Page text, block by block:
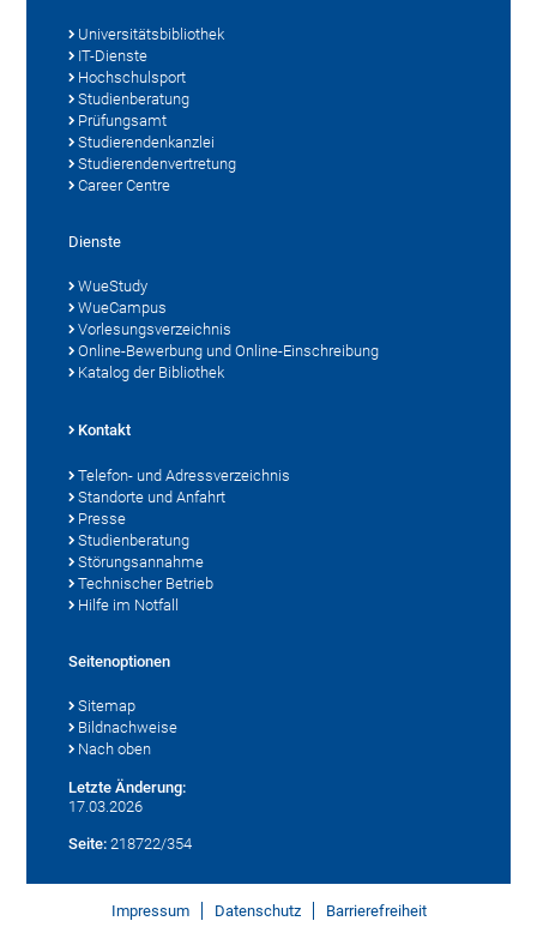
Universitätsbibliothek
IT-Dienste
Hochschulsport
Studienberatung
Prüfungsamt
Studierendenkanzlei
Studierendenvertretung
Career Centre
Dienste
WueStudy
WueCampus
Vorlesungsverzeichnis
Online-Bewerbung und Online-Einschreibung
Katalog der Bibliothek
Kontakt
Telefon- und Adressverzeichnis
Standorte und Anfahrt
Presse
Studienberatung
Störungsannahme
Technischer Betrieb
Hilfe im Notfall
Seitenoptionen
Sitemap
Bildnachweise
Nach oben
Letzte Änderung:
17.03.2026
Seite: 218722/354
Impressum Datenschutz Barrierefreiheit